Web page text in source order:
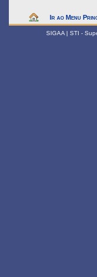
Ir ao Menu
SIGAA | STI -